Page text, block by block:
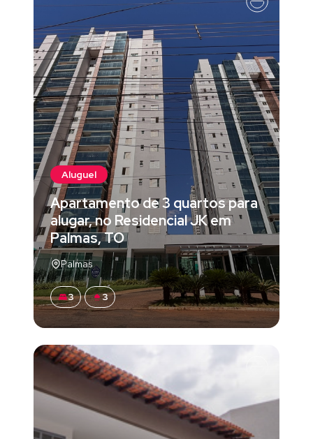
Aluguel
Apartamento de 3 quartos para
alugar, no Residencial JK em
Palmas, TO
Palmas
3 3